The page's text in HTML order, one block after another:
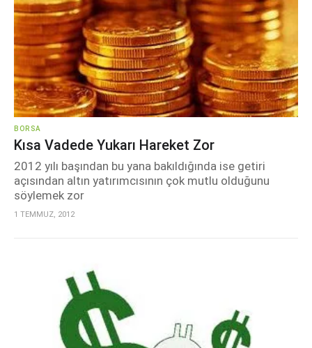
BORSA
Kısa Vadede Yukarı Hareket Zor
2012 yılı başından bu yana bakıldığında ise getiri
açısından altın yatırımcısının çok mutlu olduğunu
söylemek zor
1 TEMMUZ, 2012